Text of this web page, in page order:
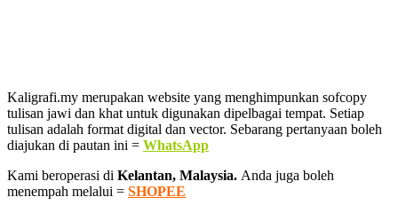
Kaligrafi.my merupakan website yang menghimpunkan sofcopy
tulisan jawi dan khat untuk digunakan dipelbagai tempat. Setiap
tulisan adalah format digital dan vector. Sebarang pertanyaan boleh
diajukan di pautan ini = WhatsApp
Kami beroperasi di Kelantan, Malaysia. Anda juga boleh
menempah melalui = SHOPEE